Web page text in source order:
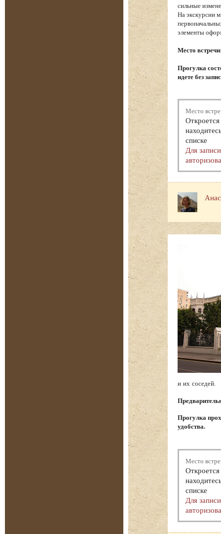
сильные
На экскурсии
элементы
Место
Прогулка
идете без
Место
списке
Для
и их соседей.
Прогулка
удобства.
Место
списке
Для